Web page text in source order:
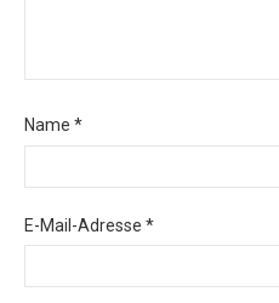
Name *
E-Mail-Adresse *